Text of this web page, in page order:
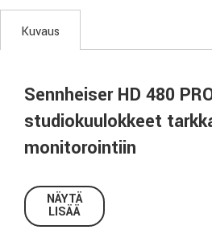
Kuvaus
Sennheiser HD 480
studiokuulokkeet
monitorointiin
suljettu studiokuulokemalli, joka
värittämättömän äänenkuvan
NÄYTÄ
LISÄÄ